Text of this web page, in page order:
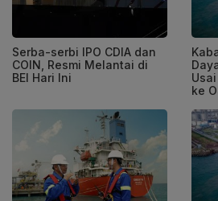
Serba-serbi IPO CDIA dan
COIN, Resmi Melantai di
BEI Hari Ini
ke